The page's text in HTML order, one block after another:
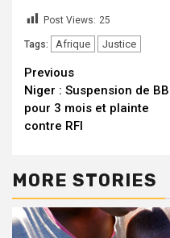
Post Views: 25
Tags: Afrique Justice
Continue
Reading
Previous
Niger : Suspension de
pour 3 mois et plainte
contre RFI
MORE STORIES